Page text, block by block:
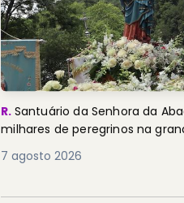
R. Santuário da Senhora da
milhares de peregrinos na
7 agosto 2026